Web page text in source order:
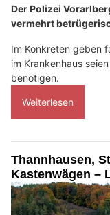
Der Polizei
vermehrt
Im Konkreten geben
im Krankenhaus
benötigen.
Weiterlesen
Thannhausen,
Kastenwägen –